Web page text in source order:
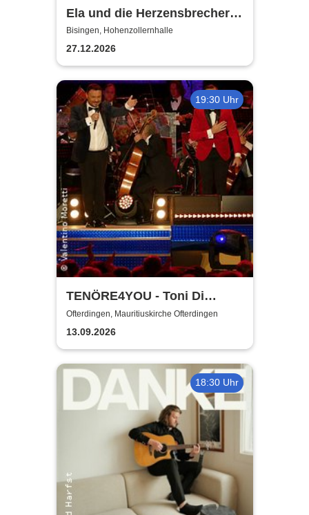
Ela und die Herzensbrecher -
Die Schlagerband der 50er
und 60er Jahre
Bisingen, Hohenzollernhalle
27.12.2026
19:30 Uhr
TENÖRE4YOU - Toni Di
Napoli & Pietro Pato
Ofterdingen, Mauritiuskirche Ofterdingen
13.09.2026
18:30 Uhr